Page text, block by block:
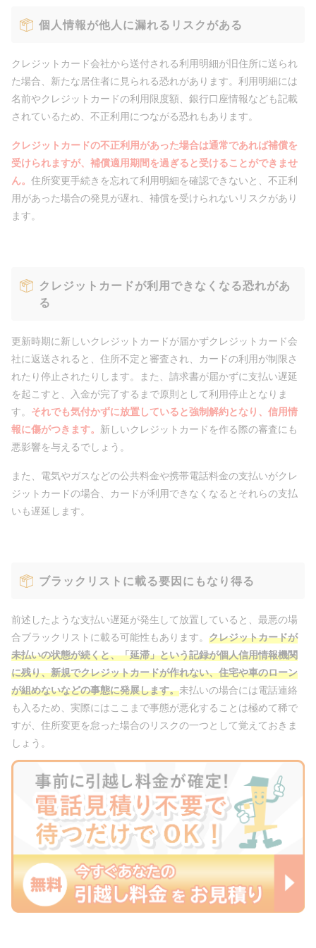
個人情報が他人に漏れるリスクがある
クレジットカード会社から送付される利用明細が旧住所に送られ
た場合、新たな居住者に見られる恐れがあります。利用明細には
名前やクレジットカードの利用限度額、銀行口座情報なども記載
されているため、不正利用につながる恐れもあります。
クレジットカードの不正利用があった場合は通常であれば補償を
受けられますが、補償適用期間を過ぎると受けることができませ
ん。 住所変更手続きを忘れて利用明細を確認できないと、不正利
用があった場合の発見が遅れ、補償を受けられないリスクがあり
ます。
クレジットカードが利用できなくなる恐れがあ
る
更新時期に新しいクレジットカードが届かずクレジットカード会
社に返送されると、住所不定と審査され、カードの利用が制限さ
れたり停止されたりします。また、請求書が届かずに支払い遅延
を起こすと、入金が完了するまで原則として利用停止となりま
す。 それでも気付かずに放置していると強制解約となり、信用情
報に傷がつきます。 新しいクレジットカードを作る際の審査にも
悪影響を与えるでしょう。
また、電気やガスなどの公共料金や携帯電話料金の支払いがクレ
ジットカードの場合、カードが利用できなくなるとそれらの支払
いも遅延します。
ブラックリストに載る要因にもなり得る
前述したような支払い遅延が発生して放置していると、最悪の場
合ブラックリストに載る可能性もあります。 クレジットカードが
未払いの状態が続くと、「延滞」という記録が個人信用情報機関
に残り、新規でクレジットカードが作れない、住宅や車のローン
が組めないなどの事態に発展します。未払いの場合には電話連絡
も入るため、実際にはここまで事態が悪化することは極めて稀で
すが、住所変更を怠った場合のリスクの一つとして覚えておきま
しょう。